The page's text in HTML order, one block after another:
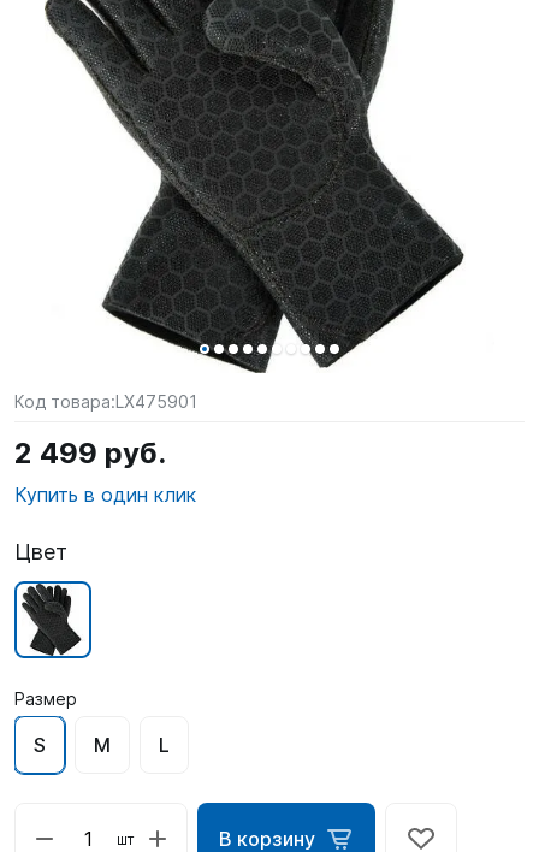
Детям
Бассейн
Подарочные
Акции
Код товара:LX475901
2 499 руб.
Купить в один клик
Цвет
Размер
S M L
шт В корзину